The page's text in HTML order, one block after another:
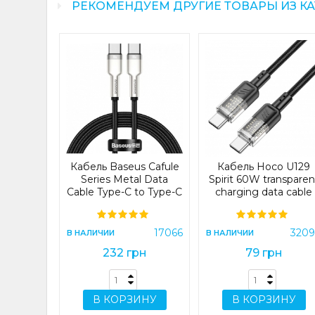
РЕКОМЕНДУЕМ ДРУГИЕ ТОВАРЫ ИЗ
Кабель Baseus Cafule
Series Metal Data
Cable Type-C to Type-C
(CATJK-D01)
В НАЛИЧИИ 17066
232 грн
В КОРЗИНУ
Кабель Hoco U129
Spirit 60W
charging data cable
(U129)
В НАЛИЧИИ
79 грн
В КОРЗИНУ